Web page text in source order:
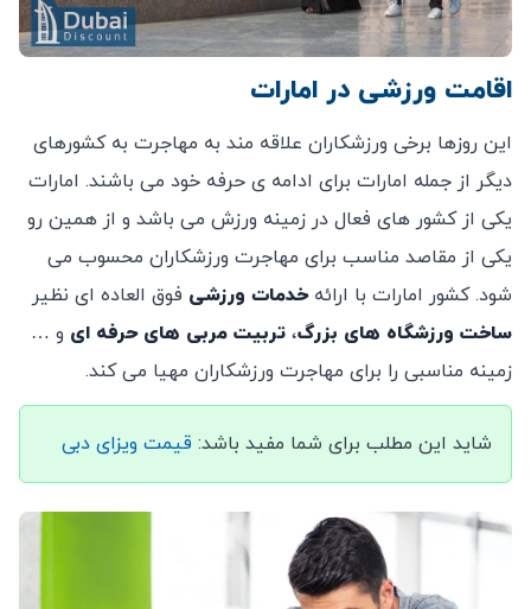
اقامت ورزشی در امارات
این روزها برخی ورزشکاران علاقه مند به مهاجرت به کشورهای
دیگر از جمله امارات برای ادامه ی حرفه خود می باشند. امارات
یکی از کشور های فعال در زمینه ورزش می باشد و از همین رو
یکی از مقاصد مناسب برای مهاجرت ورزشکاران محسوب می
شود. کشور امارات با ارائهخدمات ورزشی فوق العاده ای نظیر
ساخت ورزشگاه های بزرگ، تربیت مربی های حرفه ای و …
زمینه مناسبی را برای مهاجرت ورزشکاران مهیا می کند.
شاید این مطلب برای شما مفید باشد: قیمت ویزای دبی